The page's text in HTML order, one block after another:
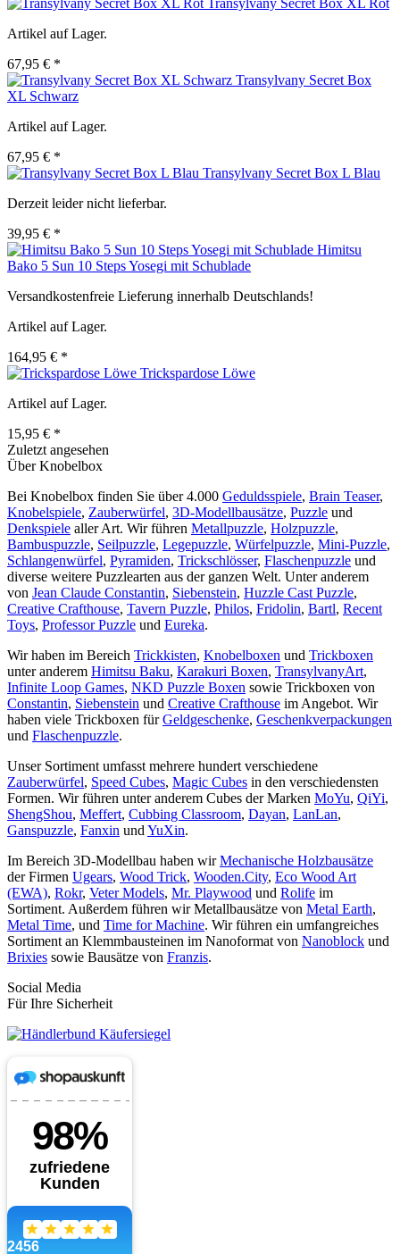
Transylvany Secret Box XL Rot
Artikel auf Lager.
67,95 € *
Transylvany Secret Box
XL Schwarz
Artikel auf Lager.
67,95 € *
Transylvany Secret Box L Blau
Derzeit leider nicht lieferbar.
39,95 € *
Himitsu
Bako 5 Sun 10 Steps Yosegi mit Schublade
Versandkostenfreie Lieferung innerhalb Deutschlands!
Artikel auf Lager.
164,95 € *
Trickspardose Löwe
Artikel auf Lager.
15,95 € *
Zuletzt angesehen
Über Knobelbox
Bei Knobelbox finden Sie über 4.000 Geduldsspiele, Brain Teaser,
Knobelspiele, Zauberwürfel, 3D-Modellbausätze, Puzzle und
Denkspiele aller Art. Wir führen Metallpuzzle, Holzpuzzle,
Bambuspuzzle, Seilpuzzle, Legepuzzle, Würfelpuzzle, Mini-Puzzle,
Schlangenwürfel, Pyramiden, Trickschlösser, Flaschenpuzzle und
diverse weitere Puzzlearten aus der ganzen Welt. Unter anderem
von Jean Claude Constantin, Siebenstein, Huzzle Cast Puzzle,
Creative Crafthouse, Tavern Puzzle, Philos, Fridolin, Bartl, Recent
Toys, Professor Puzzle und Eureka.
Wir haben im Bereich Trickkisten, Knobelboxen und Trickboxen
unter anderem Himitsu Baku, Karakuri Boxen, TransylvanyArt,
Infinite Loop Games, NKD Puzzle Boxen sowie Trickboxen von
Constantin, Siebenstein und Creative Crafthouse im Angebot. Wir
haben viele Trickboxen fürGeldgeschenke, Geschenkverpackungen
und Flaschenpuzzle.
Unser Sortiment umfasst mehrere hundert verschiedene
Zauberwürfel, Speed Cubes, Magic Cubes in den verschiedensten
Formen. Wir führen unter anderem Cubes der Marken MoYu, QiYi,
ShengShou, Meffert, Cubbing Classroom, Dayan, LanLan,
Ganspuzzle, Fanxin und YuXin.
Im Bereich 3D-Modellbau haben wirMechanische Holzbausätze
der Firmen Ugears, Wood Trick, Wooden.City, Eco Wood Art
(EWA), Rokr, Veter Models, Mr. Playwood und Rolife im
Sortiment. Außerdem führen wir Metallbausätze von Metal Earth,
Metal Time, und Time for Machine. Wir führen ein umfangreiches
Sortiment an Klemmbausteinen im Nanoformat von Nanoblock und
Brixies sowie Bausätze von Franzis.
Social Media
Für Ihre Sicherheit